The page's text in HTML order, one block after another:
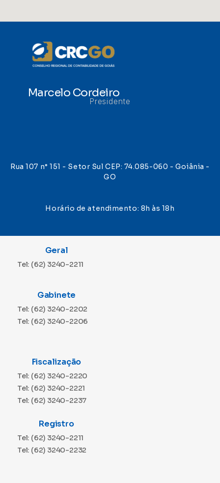
Marcelo Cordeiro
Presidente
Rua 107 n° 151 - Setor Sul CEP: 74.085-060 - Goiânia -
GO
Horário de atendimento: 8h às 18h
Geral
Tel: (62) 3240-2211
Gabinete
Tel: (62) 3240-2202
Tel: (62) 3240-2206
Fiscalização
Tel: (62) 3240-2220
Tel: (62) 3240-2221
Tel: (62) 3240-2237
Registro
Tel: (62) 3240-2211
Tel: (62) 3240-2232